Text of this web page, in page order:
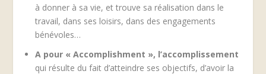
à donner à sa vie, et trouve sa réalisation dans le
travail, dans ses loisirs, dans des engagements
bénévoles…
A pour « Accomplishment », l’accomplissement
qui résulte du fait d’atteindre ses objectifs, d’avoir la